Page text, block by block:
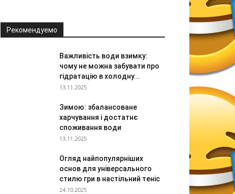
Рекомендуемо
Важливість води взимку:
чому не можна забувати про
гідратацію в холодну...
13.11.2025
Зимою: збалансоване
харчування і достатнє
споживання води
13.11.2025
Огляд найпопулярніших
основ для універсального
стилю гри в настільний теніс
24.10.2025